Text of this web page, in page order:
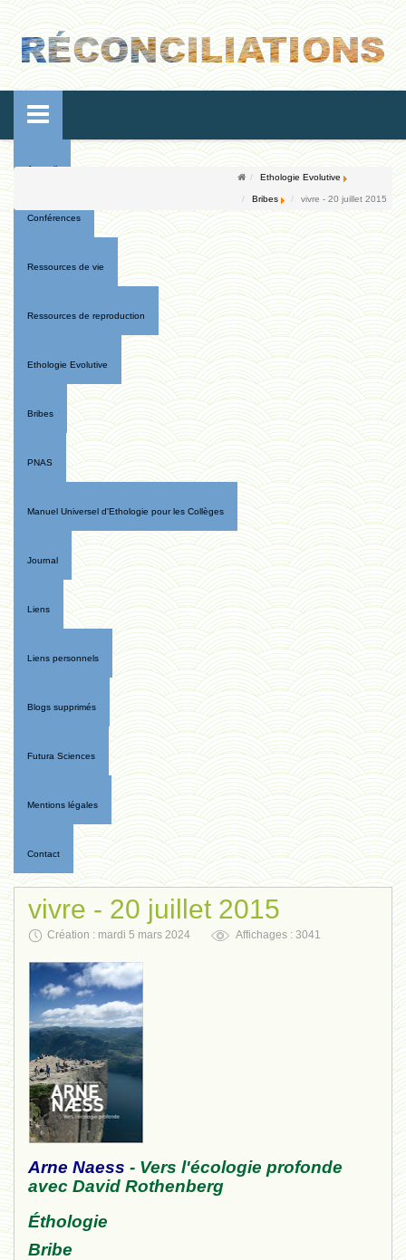
Accueil
Conférences
Ressources de vie
Ressources de reproduction
Ethologie Evolutive
Bribes
PNAS
Manuel Universel d'Ethologie pour les Collèges
Journal
Liens
Liens personnels
Blogs supprimés
Futura Sciences
Mentions légales
Contact
Ethologie Evolutive
Bribes vivre - 20 juillet 2015
vivre - 20 juillet 2015
Création : mardi 5 mars 2024 Affichages : 3041
Arne Naess - Vers l'écologie profonde
avec David Rothenberg
Éthologie
Bribe